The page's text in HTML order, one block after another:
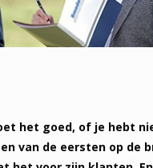
het goed, of je hebt
van de eersten op de